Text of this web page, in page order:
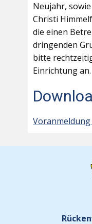
Neujahr,
Christi
die einen
dringenden
bitte
Einrichtung